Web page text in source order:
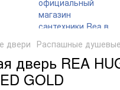
двери Распашные
дверь REA
GOLD